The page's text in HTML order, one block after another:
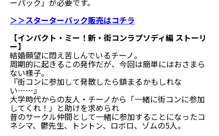
＞＞スターターパック販売はコチラ
【インパクト・ミー！新・街コンラプソディ編 ストーリ
ー】
結婚願望に悶え苦しんでいるチーノ。
周期的に起きるこの発作だが、今回は簡単にはおさまら
ない様子。
『街コンに参加して発散したら鎮まるかもしれな
い……』
大学時代からの友人・チーノから「一緒に街コンに参加
してくれ！」と助けを求められ
昔のサークル仲間として一緒に参加することになったコ
ネシマ、鬱先生、トントン、ロボロ、ゾムの5人。